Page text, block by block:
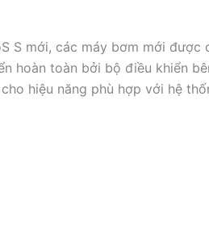
S mới, các máy bơm mới
hoàn toàn bởi bộ điều khiển
hiệu năng phù hợp với hệ